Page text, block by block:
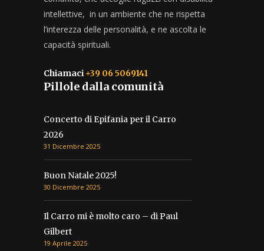
intellettive, in un ambiente che ne rispetta
l’interezza delle personalità, e ne ascolta le
capacità spirituali.
Chiamaci +39 06 5069141
Pillole dalla comunità
Concerto di Epifania per il Carro
2026
31 Dicembre 2025
Buon Natale 2025!
30 Dicembre 2025
Il Carro mi è molto caro – di Paul
Gilbert
19 Aprile 2025